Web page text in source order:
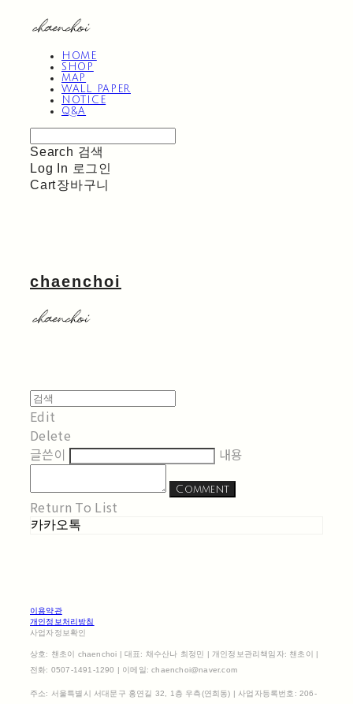
HOME
SHOP
MAP
WALL PAPER
NOTICE
Q&A
Search 검색
Log In 로그인
Cart장바구니
chaenchoi
Edit
Delete
글쓴이
내용
Comment
Return To List
카카오톡
이용약관
개인정보처리방침
사업자정보확인
상호: 챈초이 chaenchoi | 대표: 채수산나 최정민 | 개인정보관리책임자: 챈초이 |
전화: 0507-1491-1290 | 이메일: chaenchoi@naver.com
주소: 서울특별시 서대문구 홍연길 32, 1층 우측(연희동) | 사업자등록번호: 206-